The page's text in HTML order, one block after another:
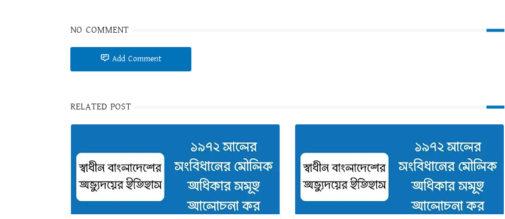
NO COMMENT
Add Comment
RELATED POST